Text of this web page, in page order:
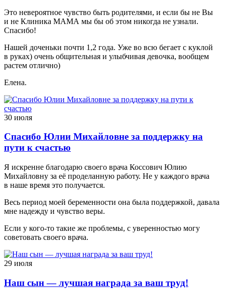
Это невероятное чувство быть родителями, и если бы не Вы
и не Клиника МАМА мы бы об этом никогда не узнали.
Спасибо!
Нашей доченьки почти 1,2 года. Уже во всю бегает с куклой
в руках) очень общительная и улыбчивая девочка, вообщем
растем отлично)
Елена.
30 июля
Спасибо Юлии Михайловне за поддержку на
пути к счастью
Я искренне благодарю своего врача Коссович Юлию
Михайловну за её проделанную работу. Не у каждого врача
в наше время это получается.
Весь период моей беременности она была поддержкой, давала
мне надежду и чувство веры.
Если у кого-то такие же проблемы, с уверенностью могу
советовать своего врача.
29 июля
Наш сын — лучшая награда за ваш труд!